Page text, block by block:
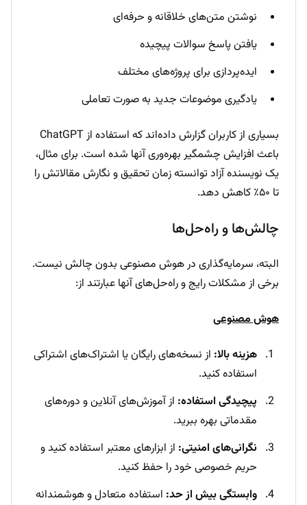
نوشتن متن‌های خلاقانه و حرفه‌ای
یافتن پاسخ سوالات پیچیده
ایده‌پردازی برای پروژه‌های مختلف
یادگیری موضوعات جدید به صورت تعاملی
بسیاری از کاربران گزارش داده‌اند که استفاده از ChatGPT
باعث افزایش چشمگیر بهره‌وری آنها شده است. برای مثال،
یک نویسنده آزاد توانسته زمان تحقیق و نگارش مقالاتش را
تا ۵۰٪ کاهش دهد.
چالش‌ها و راه‌حل‌ها
البته، سرمایه‌گذاری در هوش مصنوعی بدون چالش نیست.
برخی از مشکلات رایج و راه‌حل‌های آنها عبارتند از:
هوش مصنوعی
هزینه بالا: از نسخه‌های رایگان یا اشتراک‌های اشتراکی
استفاده کنید.
پیچیدگی استفاده: از آموزش‌های آنلاین و دوره‌های
مقدماتی بهره ببرید.
نگرانی‌های امنیتی: از ابزارهای معتبر استفاده کنید و
حریم خصوصی خود را حفظ کنید.
وابستگی بیش از حد: استفاده متعادل و هوشمندانه